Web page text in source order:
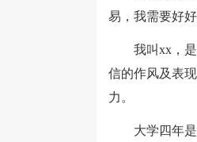
易，我需要好
我叫xx，是
信的作风及表
力。
大学四年是我